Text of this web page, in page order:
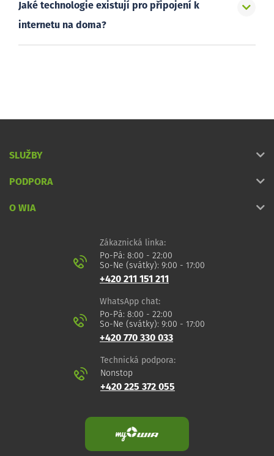
Jaké technologie existují pro připojení k
internetu na doma?
SLUŽBY
PODPORA
O WIA
Zákaznická linka:
Po-Pá: 8:00 - 22:00
So-Ne (svátky): 9:00 - 17:00
+420 211 151 211
WhatsApp chat:
Po-Pá: 8:00 - 22:00
So-Ne (svátky): 9:00 - 17:00
+420 770 330 033
Technická podpora:
Nonstop
+420 225 372 055